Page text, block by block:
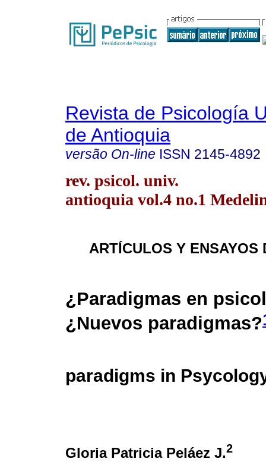
Revista de Psicología
de Antioquia
versão On-line ISSN 2145-4892
rev. psicol. univ.
antioquia vol.4 no.1
ARTÍCULOS Y ENSAYOS
¿Paradigmas en
¿Nuevos paradigmas?
paradigms in
Gloria Patricia Peláez J.2